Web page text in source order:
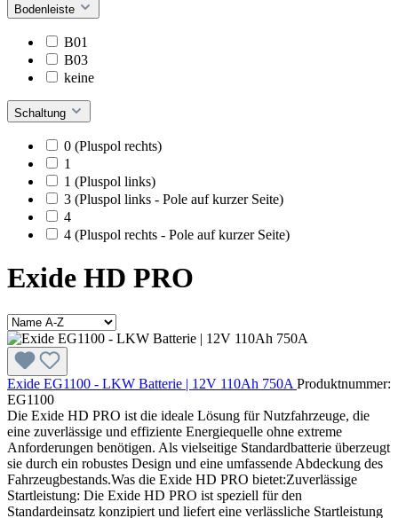
Bodenleiste
B01
B03
keine
Schaltung
0 (Pluspol rechts)
1
1 (Pluspol links)
3 (Pluspol links - Pole auf kurzer Seite)
4
4 (Pluspol rechts - Pole auf kurzer Seite)
Exide HD PRO
Exide EG1100 - LKW Batterie | 12V 110Ah 750A Produktnummer:
EG1100
Die Exide HD PRO ist die ideale Lösung für Nutzfahrzeuge, die
eine zuverlässige und effiziente Energiequelle ohne extreme
Anforderungen benötigen. Als vielseitige Standardbatterie überzeugt
sie durch ein robustes Design und eine umfassende Abdeckung des
Fahrzeugbestands.Was die Exide HD PRO bietet:Zuverlässige
Startleistung: Die Exide HD PRO ist speziell für den
Standardeinsatz konzipiert und liefert eine verlässliche Startleistung